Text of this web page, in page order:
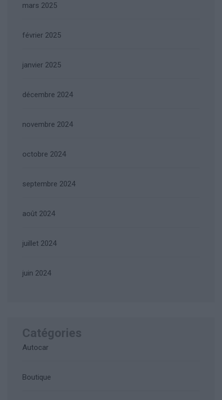
mars 2025
février 2025
janvier 2025
décembre 2024
novembre 2024
octobre 2024
septembre 2024
août 2024
juillet 2024
juin 2024
Catégories
Autocar
Boutique